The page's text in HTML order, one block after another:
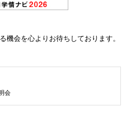
機会を心よりお待ちしております。
会